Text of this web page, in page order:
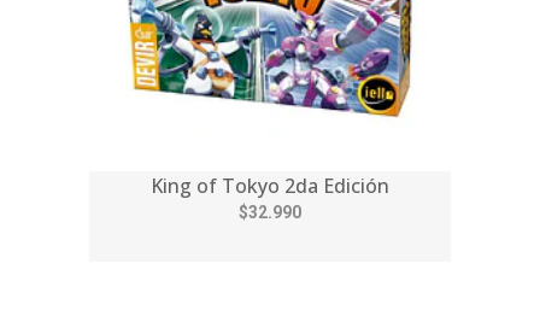
King of Tokyo 2da Edición
$32.990